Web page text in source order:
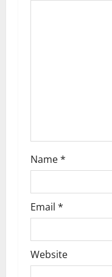
Name*
Email *
Website